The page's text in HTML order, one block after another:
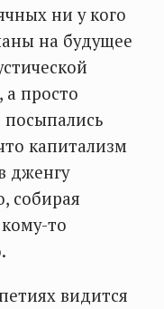
ни у кого
на будущее
а просто
посыпались
капитализм
дженгу
собирая
то
видится